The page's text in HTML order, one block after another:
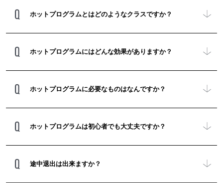
ホットプログラムとはどのようなクラスですか？
ホットプログラムにはどんな効果がありますか？
ホットプログラムに必要なものはなんですか？
ホットプログラムは初心者でも大丈夫ですか？
途中退出は出来ますか？